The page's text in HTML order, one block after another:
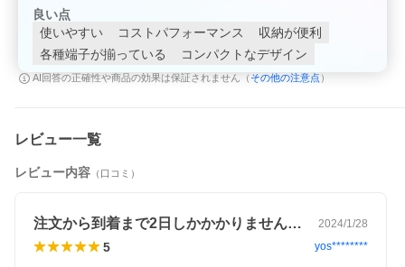
【内容物】
・電工ペンチ×1
・ギボシ端子セット×8
・ギボシ端子セット(ダブル)×2
・クワ型端子セット(Φ6)×3
※画像はイメージです。実際の商品とは異なる場合がございま
※パッケージにつきましては、メーカーの仕様変更等により予告
なく変更になる場合がございます。パッケージの違いによる返
良い点
使いやすい
コストパフォーマンス
収納が便利
各種端子が揃っている
コンパクトなデザイン
AI回答の正確性や商品の効果は保証されません（ その他の注意点 ）
レビュー一覧
レビュー内容 （口コミ）
注文から到着まで2日しかかかりませんで… 2024/1/28
5 yos********